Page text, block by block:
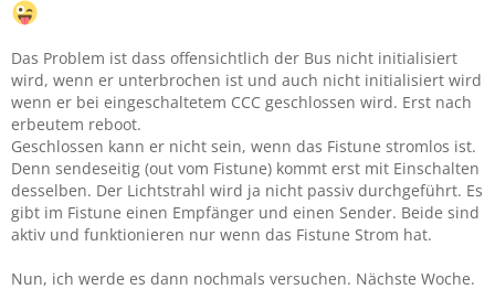
Das Problem ist dass offensichtlich der Bus nicht initialisiert
wird, wenn er unterbrochen ist und auch nicht initialisiert wird
wenn er bei eingeschaltetem CCC geschlossen wird. Erst nach
erbeutem reboot.
Geschlossen kann er nicht sein, wenn das Fistune stromlos ist.
Denn sendeseitig (out vom Fistune) kommt erst mit Einschalten
desselben. Der Lichtstrahl wird ja nicht passiv durchgeführt. Es
gibt im Fistune einen Empfänger und einen Sender. Beide sind
aktiv und funktionieren nur wenn das Fistune Strom hat.
Nun, ich werde es dann nochmals versuchen. Nächste Woche.